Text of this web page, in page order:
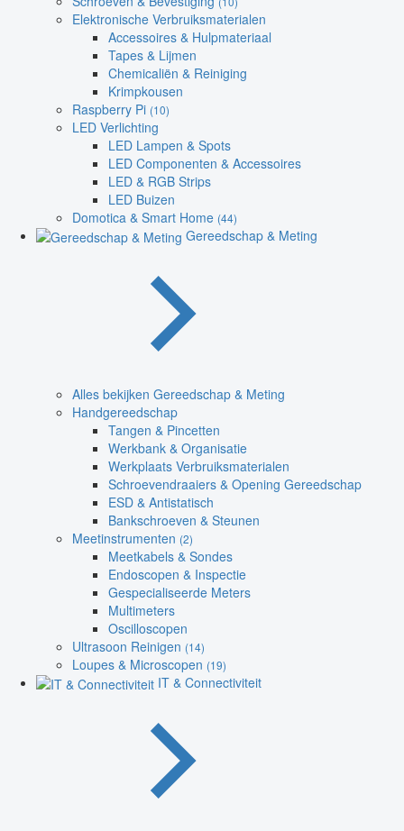
Elektronische Verbruiksmaterialen
Accessoires & Hulpmateriaal
Tapes & Lijmen
Chemicaliën & Reiniging
Krimpkousen
Raspberry Pi (10)
LED Verlichting
LED Lampen & Spots
LED Componenten & Accessoires
LED & RGB Strips
LED Buizen
Domotica & Smart Home (44)
Gereedschap & Meting
Alles bekijken Gereedschap & Meting
Handgereedschap
Tangen & Pincetten
Werkbank & Organisatie
Werkplaats Verbruiksmaterialen
Schroevendraaiers & Opening Gereedschap
ESD & Antistatisch
Bankschroeven & Steunen
Meetinstrumenten (2)
Meetkabels & Sondes
Endoscopen & Inspectie
Gespecialiseerde Meters
Multimeters
Oscilloscopen
Ultrasoon Reinigen (14)
Loupes & Microscopen (19)
IT & Connectiviteit